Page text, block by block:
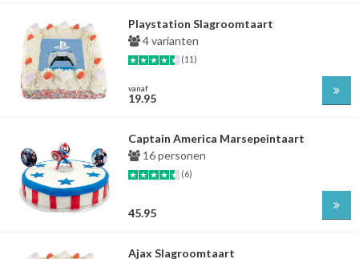
Playstation Slagroomtaart
4 varianten
(11)
vanaf
19.95
Captain America Marsepeintaart
16 personen
(6)
45.95
Ajax Slagroomtaart